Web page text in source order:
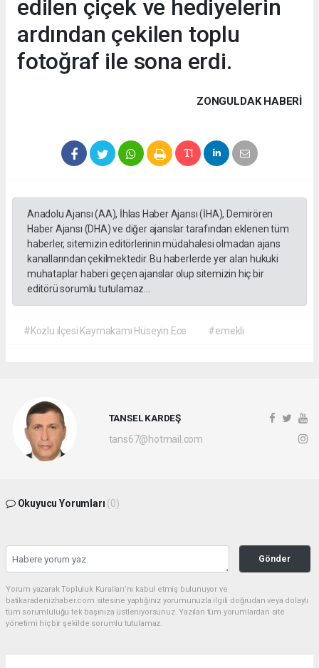
edilen çiçek ve hediyelerin
ardından çekilen toplu
fotoğraf ile sona erdi.
ZONGULDAK HABERİ
Anadolu Ajansı (AA), İhlas Haber Ajansı (İHA), Demirören
Haber Ajansı (DHA) ve diğer ajanslar tarafından eklenen tüm
haberler, sitemizin editörlerinin müdahalesi olmadan ajans
kanallarından çekilmektedir. Bu haberlerde yer alan hukuki
muhataplar haberi geçen ajanslar olup sitemizin hiç bir
editörü sorumlu tutulamaz...
#Kozlu ilçesi Kaymakamı Hüseyin Ece #emekli
TANSEL KARDEŞ
tans67@hotmail.com
Okuyucu Yorumları (0)
Gönder
Yorum yazarak Topluluk Kuralları’nı kabul etmiş bulunuyor ve
batikaradenizhaber.com sitesine yaptığınız yorumunuzla ilgili doğrudan veya dolaylı
tüm sorumluluğu tek başınıza üstleniyorsunuz. Yazılan tüm yorumlardan site
yönetimi hiçbir şekilde sorumlu tutulamaz.